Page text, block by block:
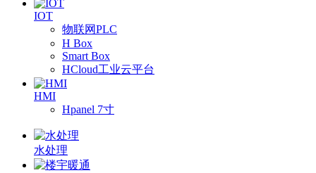
IOT
物联网PLC
H Box
Smart Box
HCloud工业云平台
HMI
Hpanel 7寸
水处理